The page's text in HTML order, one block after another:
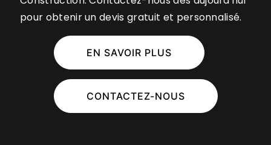
pour obtenir un devis gratuit et personnalisé.
EN SAVOIR PLUS
CONTACTEZ-NOUS